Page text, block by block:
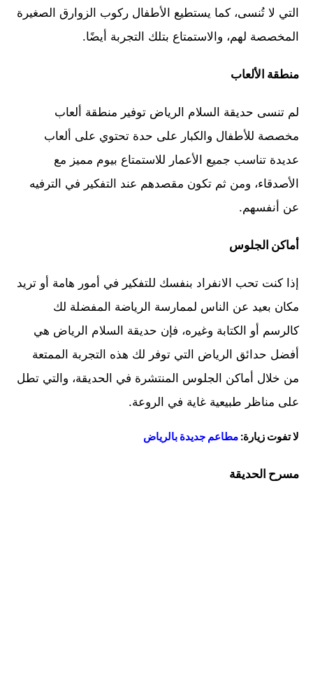
التي لا تُنسى، كما يستطيع الأطفال ركوب الزوارق الصغيرة
المخصصة لهم، والاستمتاع بتلك التجربة أيضًا.
منطقة الألعاب
لم تنسى حديقة السلام الرياض توفير منطقة ألعاب
مخصصة للأطفال والكبار على حدة تحتوي على ألعاب
عديدة تناسب جميع الأعمار للاستمتاع بيوم مميز مع
الأصدقاء، ومن ثم تكون مقصدهم عند التفكير في الترفيه
عن أنفسهم.
أماكن الجلوس
إذا كنت تحب الانفراد بنفسك للتفكير في أمور هامة أو تريد
مكان بعيد عن الناس لممارسة الرياضة المفضلة لك
كالرسم أو الكتابة وغيره، فإن حديقة السلام الرياض هي
أفضل حدائق الرياض التي توفر لك هذه التجربة الممتعة
من خلال أماكن الجلوس المنتشرة في الحديقة، والتي تطل
على مناظر طبيعية غاية في الروعة.
لا تفوت زيارة: مطاعم جديدة بالرياض
مسرح الحديقة